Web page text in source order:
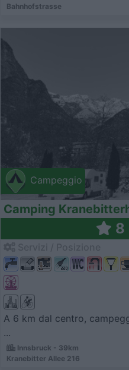
Bahnhofstrasse
Campeggio
Camping
8
A 6 km dal centro,
...
Innsbruck - 39km
Kranebitter Allee 216